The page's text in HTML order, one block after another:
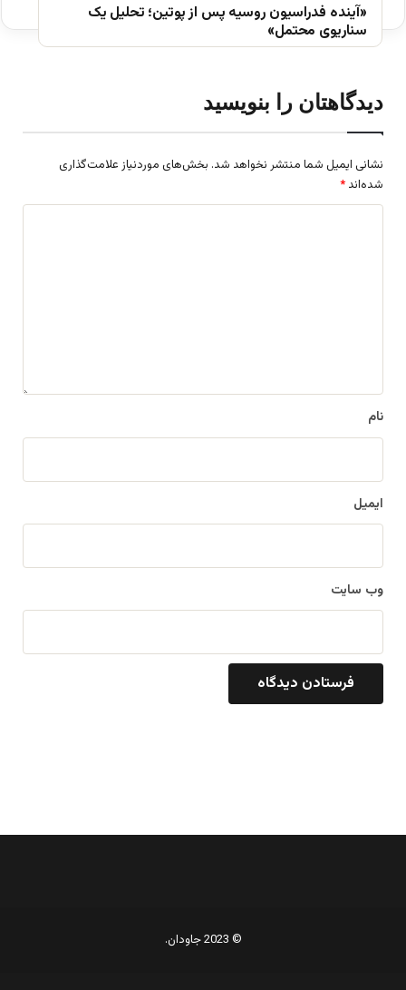
«آینده فدراسیون روسیه پس از پوتین؛ تحلیل یک
سناریوی محتمل»
دیدگاهتان را بنویسید
نشانی ایمیل شما منتشر نخواهد شد. بخش‌های موردنیاز علامت‌گذاری
شده‌اند *
نام
ایمیل
وب‌ سایت
© 2023 جاودان.